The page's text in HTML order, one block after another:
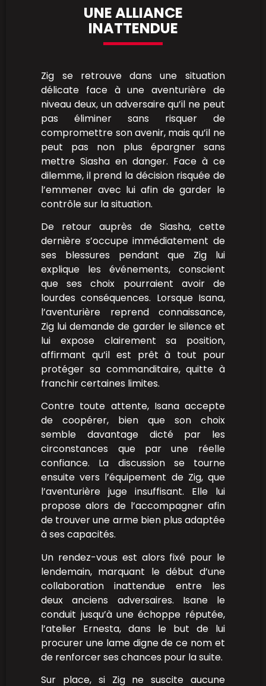
UNE ALLIANCE
INATTENDUE
Zig se retrouve dans une situation
délicate face à une aventurière de
niveau deux, un adversaire qu’il ne peut
pas éliminer sans risquer de
compromettre son avenir, mais qu’il ne
peut pas non plus épargner sans
mettre Siasha en danger. Face à ce
dilemme, il prend la décision risquée de
l’emmener avec lui afin de garder le
contrôle sur la situation.
De retour auprès de Siasha, cette
dernière s’occupe immédiatement de
ses blessures pendant que Zig lui
explique les événements, conscient
que ses choix pourraient avoir de
lourdes conséquences. Lorsque Isana,
l’aventurière reprend connaissance,
Zig lui demande de garder le silence et
lui expose clairement sa position,
affirmant qu’il est prêt à tout pour
protéger sa commanditaire, quitte à
franchir certaines limites.
Contre toute attente, Isana accepte
de coopérer, bien que son choix
semble davantage dicté par les
circonstances que par une réelle
confiance. La discussion se tourne
ensuite vers l’équipement de Zig, que
l’aventurière juge insuffisant. Elle lui
propose alors de l’accompagner afin
de trouver une arme bien plus adaptée
à ses capacités.
Un rendez-vous est alors fixé pour le
lendemain, marquant le début d’une
collaboration inattendue entre les
deux anciens adversaires. Isane le
conduit jusqu’à une échoppe réputée,
l’atelier Ernesta, dans le but de lui
procurer une lame digne de ce nom et
de renforcer ses chances pour la suite.
Sur place, si Zig ne suscite aucune